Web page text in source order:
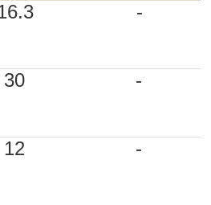
-
30 -
12 -